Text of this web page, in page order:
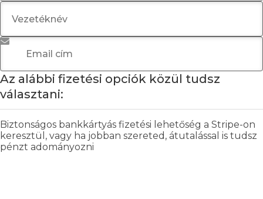
Vezetéknév
Email cím
Az alábbi fizetési opciók közül tudsz
választani:
Biztonságos bankkártyás fizetési lehetőség a Stripe-on
keresztül, vagy ha jobban szereted, átutalással is tudsz
pénzt adományozni